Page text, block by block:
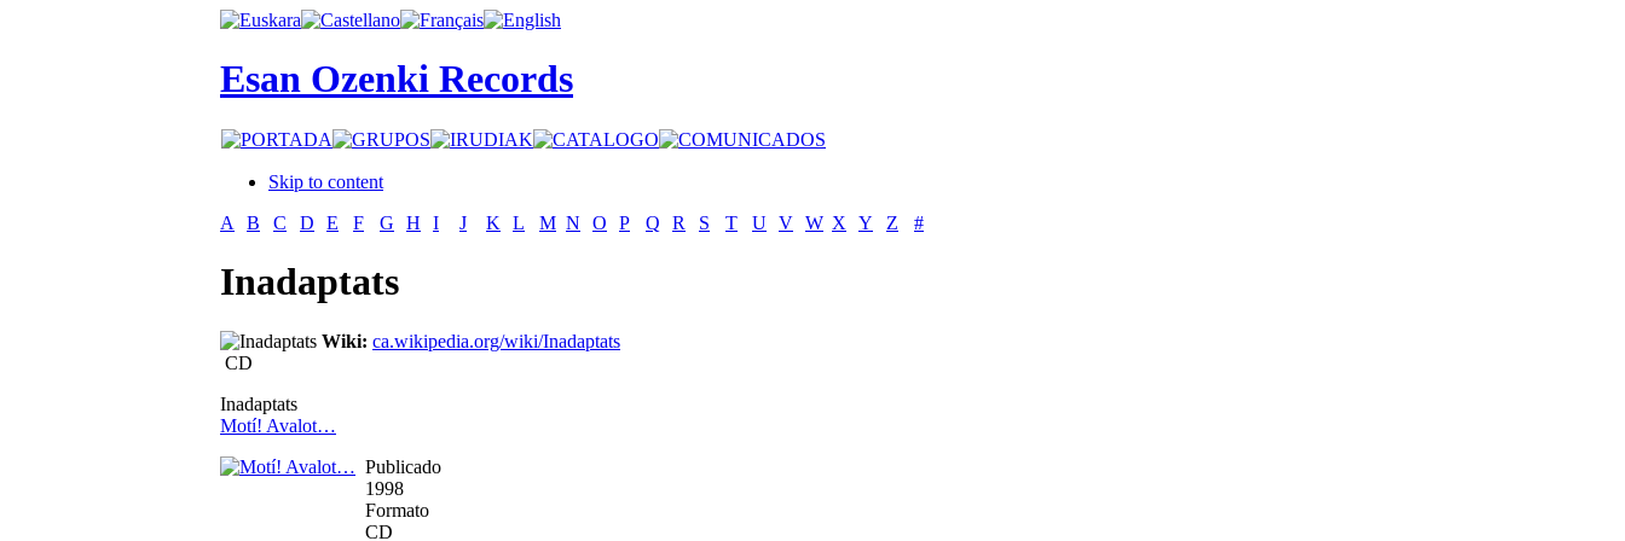
Esan Ozenki Records
Skip to content
A
B C D E F G H I J K L M N O P Q R S T U V W X Y Z #
Inadaptats
Wiki: ca.wikipedia.org/wiki/Inadaptats
CD
Inadaptats
Motí! Avalot…
Publicado
1998
Formato
CD